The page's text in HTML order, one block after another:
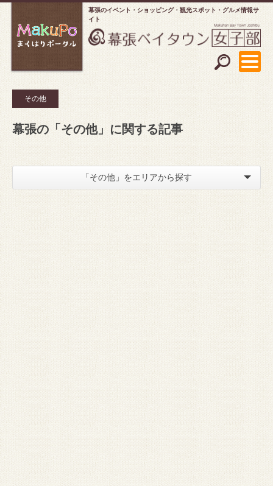
幕張のイベント・ショッピング
観光スポット・グルメ情報サ
イト
その他
幕張の「その他」に関する記事
「その他」をエリアから探す